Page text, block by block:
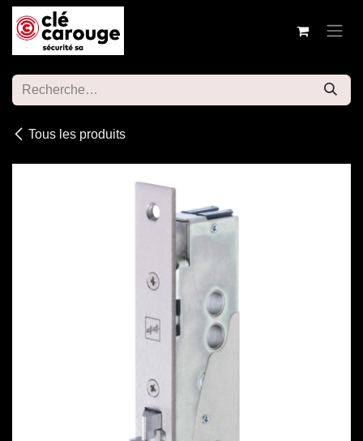
Se rendre au contenu
Tous les produits